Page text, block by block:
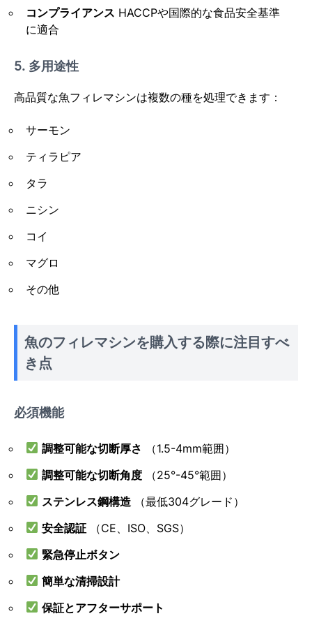
コンプライアンス HACCPや国際的な食品安全基準
に適合
5. 多用途性
高品質な魚フィレマシンは複数の種を処理できます：
サーモン
ティラピア
タラ
ニシン
コイ
マグロ
その他
魚のフィレマシンを購入する際に注目すべ
き点
必須機能
調整可能な切断厚さ
（1.5-4mm範囲）
調整可能な切断角度 （25°-45°範囲）
ステンレス鋼構造 （最低304グレード）
安全認証 （CE、ISO、SGS）
緊急停止ボタン
簡単な清掃設計
保証とアフターサポート